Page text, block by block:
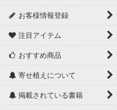
お客様情報登録
注目アイテム
おすすめ商品
寄せ植えについて
掲載されている書籍